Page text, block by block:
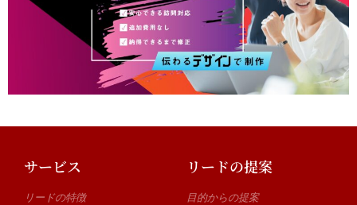
サービス
リードの特徴
リードの提案
目的からの提案